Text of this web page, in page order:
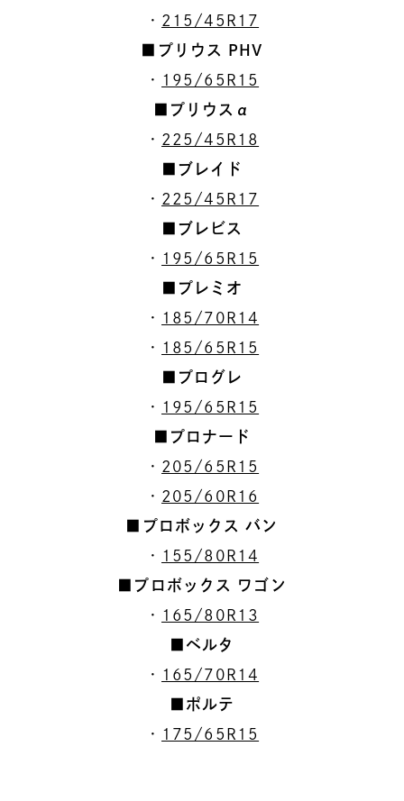
・ 215/45R17
■プリウス PHV
・ 195/65R15
■プリウスα
・ 225/45R18
■ブレイド
・ 225/45R17
■ブレビス
・ 195/65R15
■プレミオ
・ 185/70R14
・ 185/65R15
■プログレ
・ 195/65R15
■プロナード
・ 205/65R15
・ 205/60R16
■プロボックス バン
・ 155/80R14
■プロボックス ワゴン
・ 165/80R13
■ベルタ
・ 165/70R14
■ポルテ
・ 175/65R15